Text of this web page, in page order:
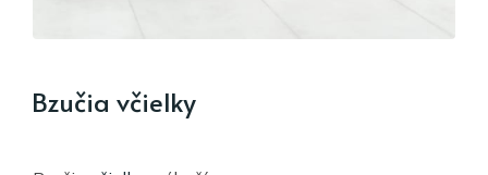
Bzučia včielky